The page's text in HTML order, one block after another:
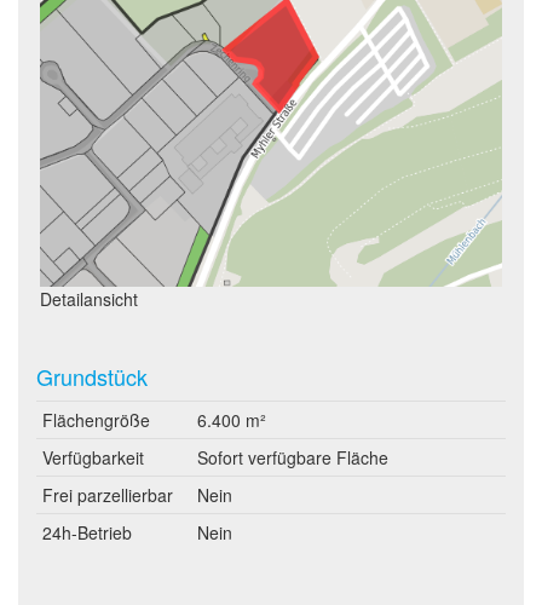
Detailansicht
Grundstück
Flächengröße
6.400 m²
Verfügbarkeit
Sofort verfügbare Fläche
Frei parzellierbar
Nein
24h-Betrieb
Nein